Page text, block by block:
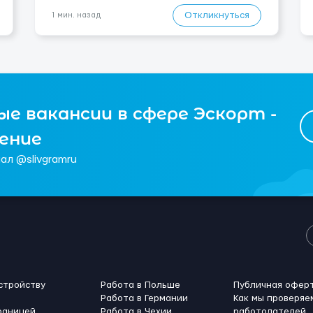
средней стадии. Ночью спит спокойно, без про...
1 мин. назад Откликнуться
вакансии в сфере Эскорт -
@slivgramru
Работа в Польше
Работа в Германии
Публичная
Как мы